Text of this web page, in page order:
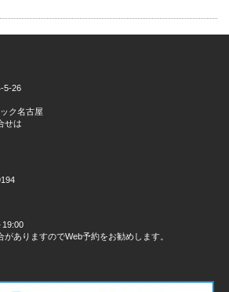
5-26
ク名古屋
せは
19:00
ありますのでWeb予約をお勧めします。